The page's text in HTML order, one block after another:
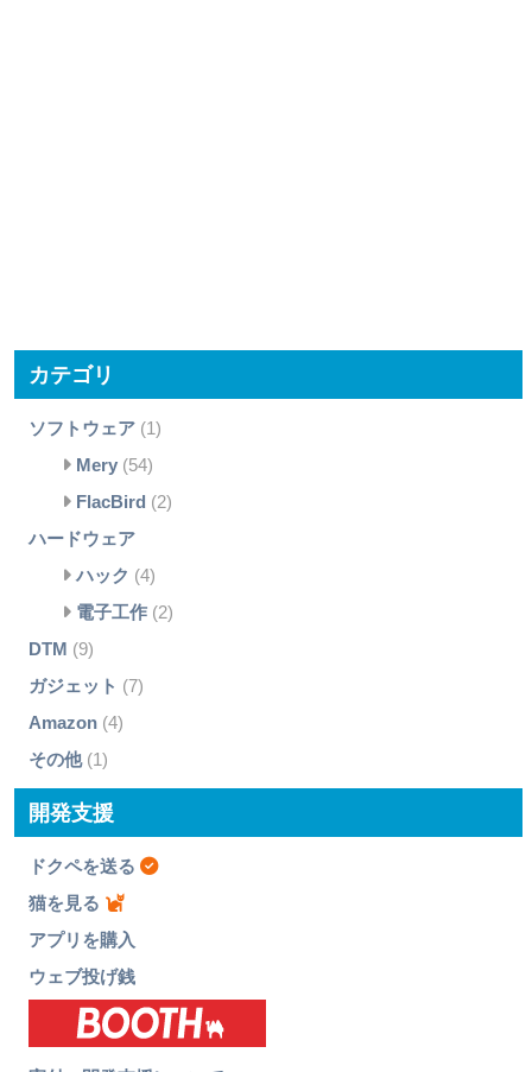
カテゴリ
ソフトウェア(1)
Mery(54)
FlacBird (2)
ハードウェア
ハック (4)
電子工作(2)
DTM (9)
ガジェット (7)
Amazon(4)
その他(1)
開発支援
ドクペを送る
猫を見る
アプリを購入
ウェブ投げ銭